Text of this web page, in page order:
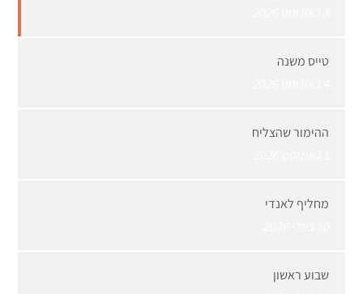
טייס משנה
ההימור שהצליח
מחליף לאנדי
שבוע ראשון